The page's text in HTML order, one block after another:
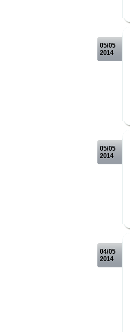
05/05
2014
05/05
2014
04/05
2014